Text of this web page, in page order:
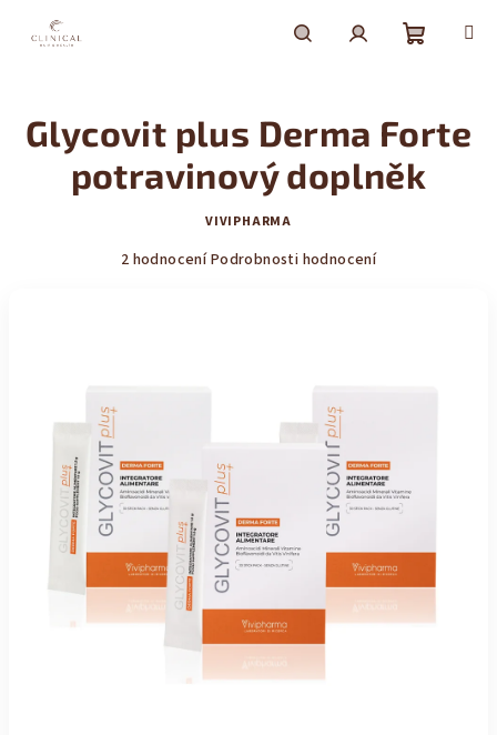
košík
Glycovit plus Derma Forte
potravinový doplněk
VIVIPHARMA
Průměrné
2 hodnoceníPodrobnosti hodnocení